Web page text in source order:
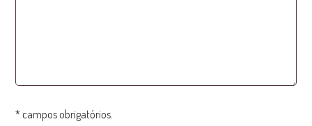
* campos obrigatórios.